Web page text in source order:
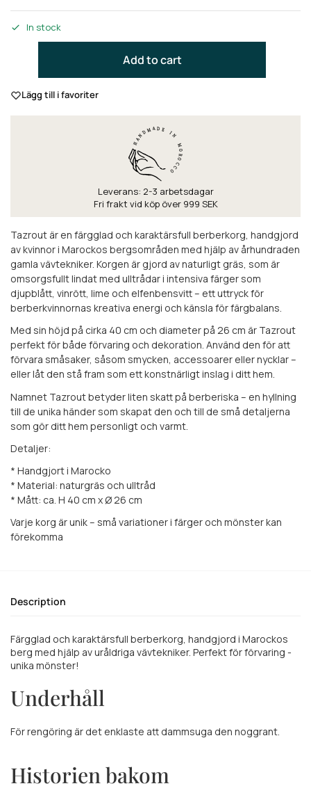
In stock
Add to cart
Lägg till i favoriter
Leverans: 2-3 arbetsdagar
Fri frakt vid köp över 999 SEK
Tazrout är en färgglad och karaktärsfull berberkorg, handgjord
av kvinnor i Marockos bergsområden med hjälp av århundraden
gamla vävtekniker. Korgen är gjord av naturligt gräs, som är
omsorgsfullt lindat med ulltrådar i intensiva färger som
djupblått, vinrött, lime och elfenbensvitt – ett uttryck för
berberkvinnornas kreativa energi och känsla för färgbalans.
Med sin höjd på cirka 40 cm och diameter på 26 cm är Tazrout
perfekt för både förvaring och dekoration. Använd den för att
förvara småsaker, såsom smycken, accessoarer eller nycklar –
eller låt den stå fram som ett konstnärligt inslag i ditt hem.
Namnet Tazrout betyder liten skatt på berberiska – en hyllning
till de unika händer som skapat den och till de små detaljerna
som gör ditt hem personligt och varmt.
Detaljer:
* Handgjort i Marocko
* Material: naturgräs och ulltråd
* Mått: ca. H 40 cm x Ø 26 cm
Varje korg är unik – små variationer i färger och mönster kan
förekomma
Description
Färgglad och karaktärsfull berberkorg, handgjord i Marockos
berg med hjälp av uråldriga vävtekniker. Perfekt för förvaring -
unika mönster!
Underhåll
För rengöring är det enklaste att dammsuga den noggrant.
Historien bakom